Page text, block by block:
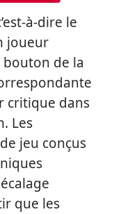
à-dire le
joueur
de la
critique dans
Les
jeu conçus
que les